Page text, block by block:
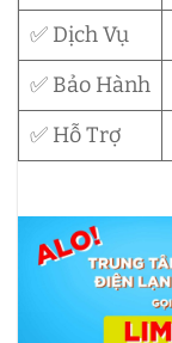
✅ Dịch Vụ
✅ Bảo Hành
✅ Hỗ Trợ